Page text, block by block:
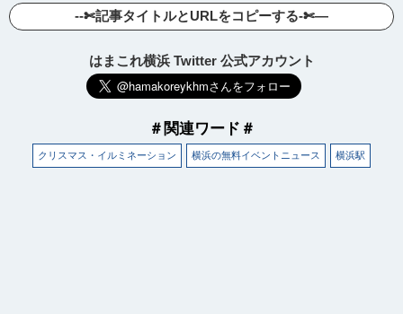
--✄記事タイトルとURLをコピーする-✄—
はまこれ横浜 Twitter 公式アカウント
＃関連ワード＃
クリスマス・イルミネーション 横浜の無料イベントニュース 横浜駅